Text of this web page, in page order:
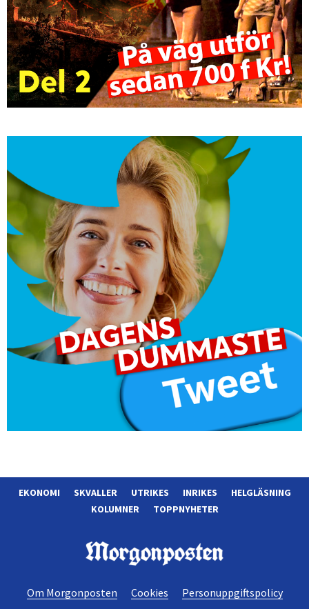
EKONOMI SKVALLER UTRIKES INRIKES
HELGLÄSNING
KOLUMNER
TOPPNYHETER
Om Morgonposten Cookies Personuppgiftspolicy